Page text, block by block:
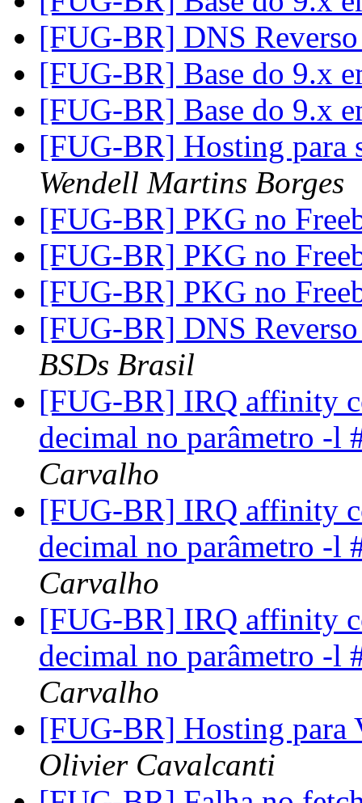
[FUG-BR] DNS
[FUG-BR] Base do 9.x
[FUG-BR] Base do 9.x
[FUG-BR] Hosting
Wendell Martins Borges
[FUG-BR] PKG no
[FUG-BR] PKG no
[FUG-BR] PKG no
[FUG-BR] DNS
BSDs Brasil
[FUG-BR] IRQ affinity
decimal no parâmetro -l
Carvalho
[FUG-BR] IRQ affinity
decimal no parâmetro -l
Carvalho
[FUG-BR] IRQ affinity
decimal no parâmetro -l
Carvalho
[FUG-BR] Hosting para
Olivier Cavalcanti